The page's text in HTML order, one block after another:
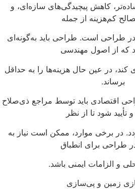
کاهش پیچیدگی‌های سازه‌ای، و
کم‌هزینه از جمله
طراحی است. طراحی باید به‌گونه‌ای
که از اصول مهندسی
کند، در عین حال هزینه‌ها را به حداقل
برساند.
اقتصادی باید توسط مراجع ذی‌صلاح
شود تا از نظر
در برخی موارد، ممکن است نیاز به
طراحی برای انطباق
و الزامات ایمنی باشد.
زمین و پی‌سازی